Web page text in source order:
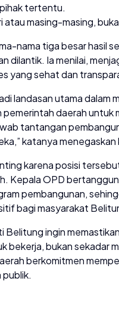
tertentu.
masing-masing,
nama tiga besar hasil
dilantik. Ia menilai,
yang sehat dan
landasan utama dalam
daerah untuk
tantangan
katanya menegaskan
karena posisi
Kepala OPD
pembangunan,
bagi masyarakat
ingin
bukan sekadar
berkomitmen